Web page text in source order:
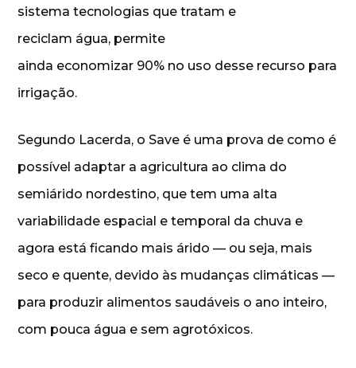
sistema tecnologias que tratam e
reciclam água, permite
ainda economizar 90% no uso desse recurso para
irrigação.
Segundo Lacerda, o Save é uma prova de como é
possível adaptar a agricultura ao clima do
semiárido nordestino, que tem uma alta
variabilidade espacial e temporal da chuva e
agora está ficando mais árido — ou seja, mais
seco e quente, devido às mudanças climáticas —
para produzir alimentos saudáveis o ano inteiro,
com pouca água e sem agrotóxicos.